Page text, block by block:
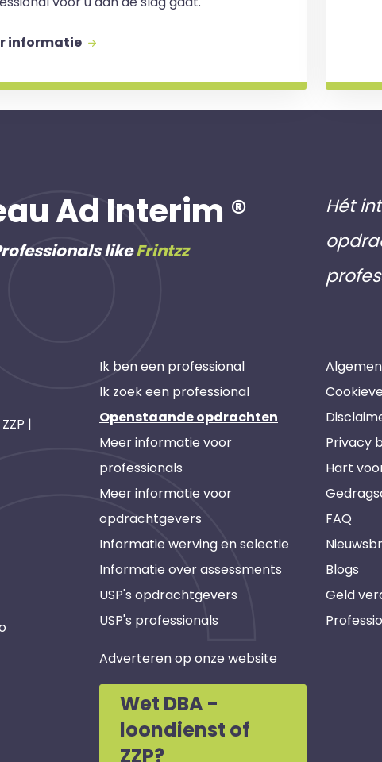
informatie
Ad Interim ®
likeFrintzz
Hét
|
Ik ben een professional
Ik zoek een professional
Openstaande opdrachten
Meer informatie voor
professionals
Meer informatie voor
opdrachtgevers
Informatie werving en selectie
Informatie over assessments
USP's opdrachtgevers
USP's professionals
Adverteren op onze website
Wet DBA -
loondienst of
ZZP?
Privacy
Hart
FAQ
Blogs
Geld